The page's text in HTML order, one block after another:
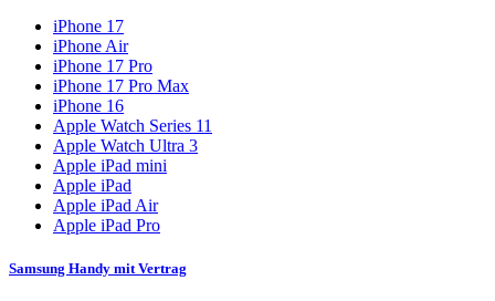
iPhone 17
iPhone Air
iPhone 17 Pro
iPhone 17 Pro Max
iPhone 16
Apple Watch Series 11
Apple Watch Ultra 3
Apple iPad mini
Apple iPad
Apple iPad Air
Apple iPad Pro
Samsung Handy mit Vertrag